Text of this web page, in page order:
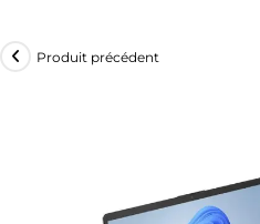
Produit précédent